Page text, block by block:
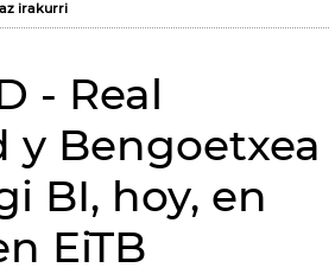
irakurri
- Real
y Bengoetxea
BI, hoy, en
EiTB